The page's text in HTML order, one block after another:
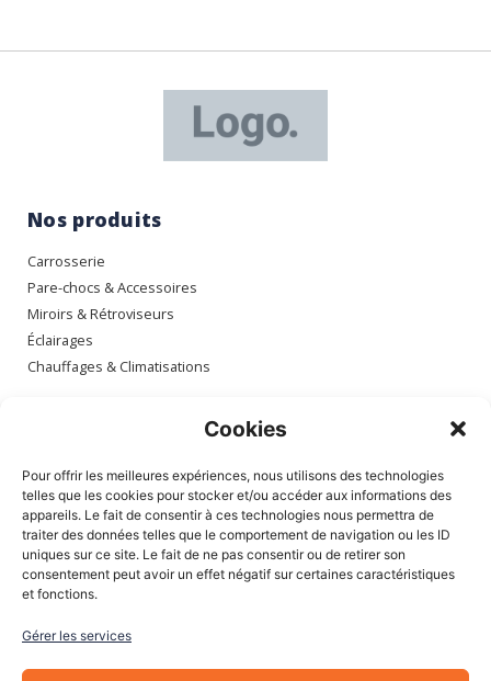
Cookies
Pour offrir les meilleures expériences, nous utilisons des technologies
telles que les cookies pour stocker et/ou accéder aux informations des
appareils. Le fait de consentir à ces technologies nous permettra de
traiter des données telles que le comportement de navigation ou les ID
uniques sur ce site. Le fait de ne pas consentir ou de retirer son
consentement peut avoir un effet négatif sur certaines caractéristiques
et fonctions.
Gérer les services
Nos produits
Carrosserie
Pare-chocs & Accessoires
Miroirs & Rétroviseurs
Éclairages
Chauffages & Climatisations
Mon compte
Mes commandes
Mes adresses
Mon panier
Informations
À Propos de nous
Blog